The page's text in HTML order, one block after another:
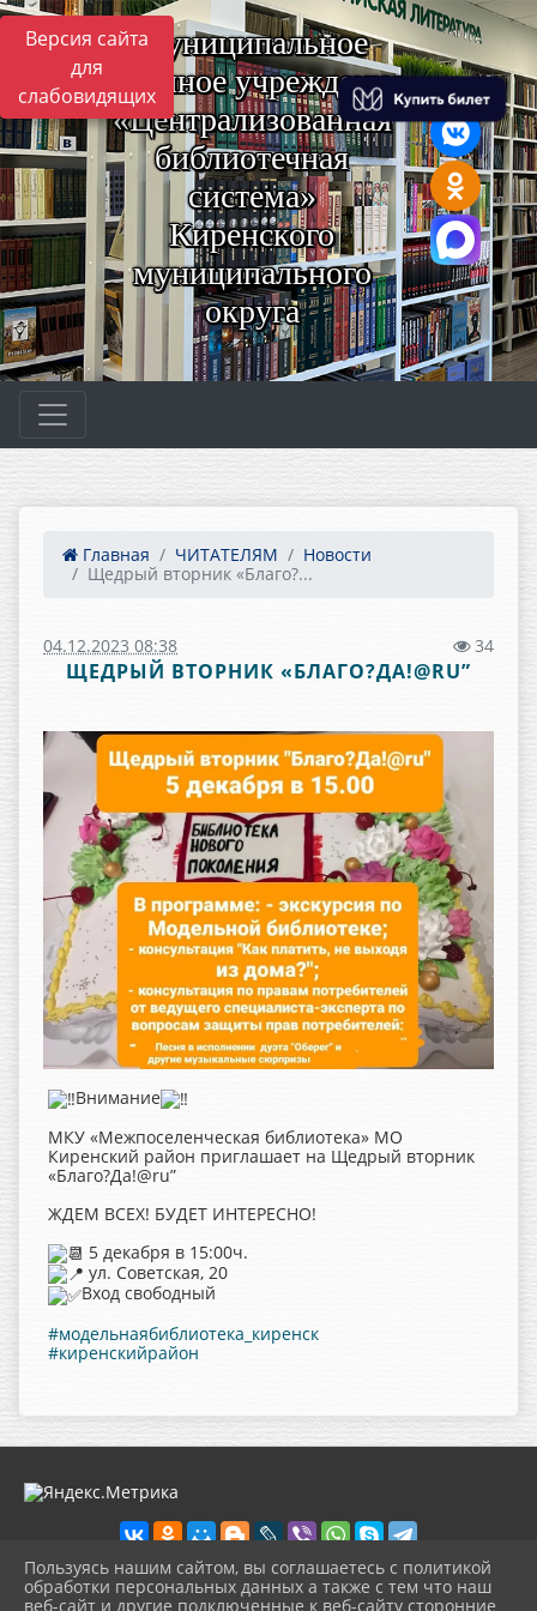
Версия сайта
для
слабовидящих
Муниципальное
казённое учреждение
«Централизованная
библиотечная
система»
Киренского
муниципального
округа
Главная ЧИТАТЕЛЯМ
Новости
Щедрый вторник «Благо?...
04.12.2023 08:38 34
ЩЕДРЫЙ ВТОРНИК «БЛАГО?ДА!@RU”
Внимание
МКУ «Межпоселенческая библиотека» МО
Киренский район приглашает на Щедрый вторник
«Благо?Да!@ru”
ЖДЕМ ВСЕХ! БУДЕТ ИНТЕРЕСНО!
5 декабря в 15:00ч.
ул. Советская, 20
Вход свободный
#модельнаябиблиотека_киренск
#киренскийрайон
Пользуясь нашим сайтом, вы соглашаетесь с политикой
обработки персональных данных а также с тем что наш
веб-сайт и другие подключенные к веб-сайту сторонние